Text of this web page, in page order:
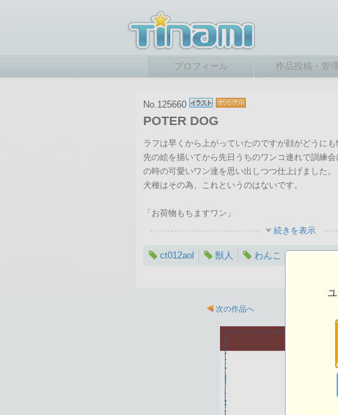
プロフィール 作品投稿・管理
No.125660
POTER DOG
ラフは早くから上がっていたのですが顔がどうにも
先の絵を描いてから先日うちのワンコ連れで訓練
の時の可愛いワン達を思い出しつつ仕上げました。
犬種はその為、これというのはないです。
「お荷物もちますワン」
続きを表示
ct012aol 獣人 わんこ
次の作品へ
総閲覧数：1236 閲覧ユ
720×770ピクセル